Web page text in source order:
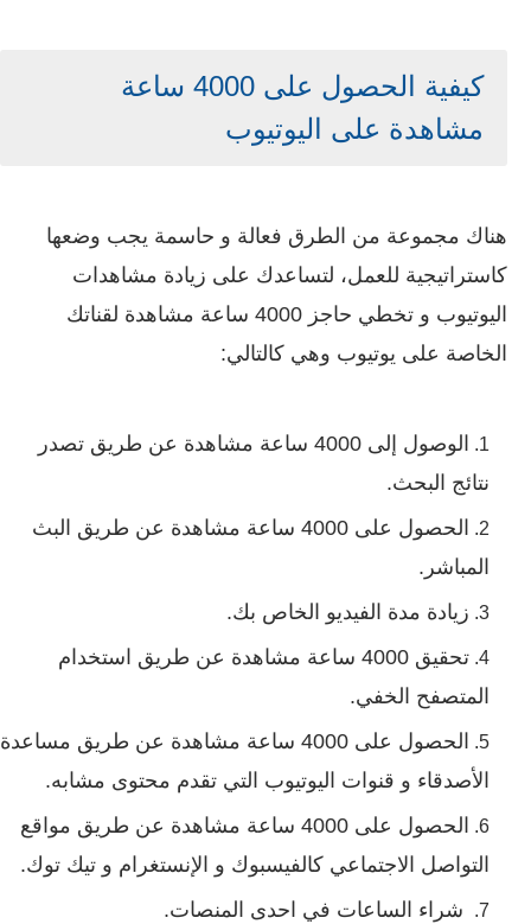
كيفية الحصول على 4000 ساعة
مشاهدة على اليوتيوب
هناك مجموعة من الطرق فعالة و حاسمة يجب وضعها
كاستراتيجية للعمل، لتساعدك على زيادة مشاهدات
اليوتيوب و تخطي حاجز 4000 ساعة مشاهدة لقناتك
الخاصة على يوتيوب وهي كالتالي:
الوصول إلى 4000 ساعة مشاهدة عن طريق تصدر
نتائج البحث.
الحصول على 4000 ساعة مشاهدة عن طريق البث
المباشر.
زيادة مدة الفيديو الخاص بك.
تحقيق 4000 ساعة مشاهدة عن طريق استخدام
المتصفح الخفي.
الحصول على 4000 ساعة مشاهدة عن طريق مساعدة
الأصدقاء و قنوات اليوتيوب التي تقدم محتوى مشابه.
الحصول على 4000 ساعة مشاهدة عن طريق مواقع
التواصل الاجتماعي كالفيسبوك و الإنستغرام و تيك توك.
شراء الساعات في احدى المنصات.